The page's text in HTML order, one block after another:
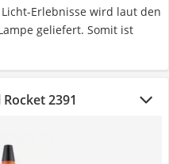
Licht-Erlebnisse wird laut den
geliefert. Somit ist
2391